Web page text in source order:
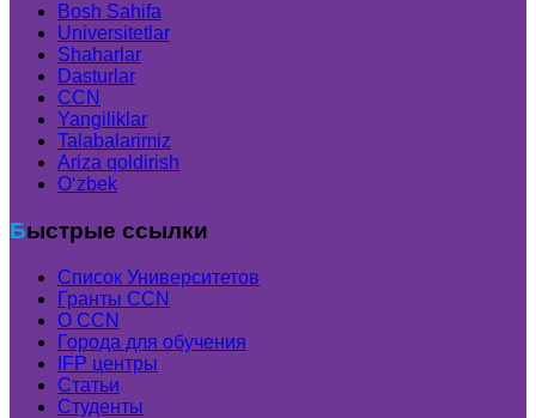
Bosh Sahifa
Universitetlar
Shaharlar
Dasturlar
CCN
Yangiliklar
Talabalarimiz
Ariza qoldirish
Oʻzbek
Быстрые ссылки
Список Университетов
Гранты ССN
О ССN
Города для обучения
IFP центры
Статьи
Студенты